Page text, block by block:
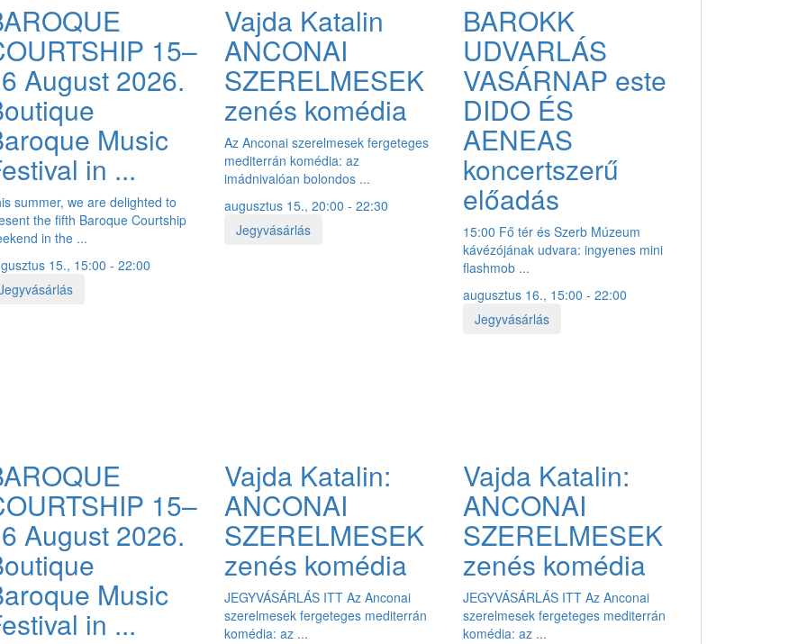
15–
August 2026.
Music
in ...
summer, we are delighted to
the fifth Baroque Courtship
in the ...
15., 15:00 - 22:00
Vajda Katalin
ANCONAI
SZERELMESEK
zenés komédia
Az Anconai szerelmesek fergeteges
mediterrán komédia: az
imádnivalóan bolondos ...
augusztus 15., 20:00 - 22:30
Jegyvásárlás
BAROKK
UDVARLÁS
VASÁRNAP este
DIDO ÉS
AENEAS
koncertszerű
előadás
15:00 Fő tér és Szerb Múzeum
kávézójának udvara: ingyenes mini
flashmob ...
augusztus 16., 15:00 - 22:00
Jegyvásárlás
15–
August 2026.
Music
in ...
Vajda Katalin:
ANCONAI
SZERELMESEK
zenés komédia
JEGYVÁSÁRLÁS ITT Az Anconai
szerelmesek fergeteges mediterrán
komédia: az ...
Vajda Katalin:
ANCONAI
SZERELMESEK
zenés komédia
JEGYVÁSÁRLÁS ITT Az Anconai
szerelmesek fergeteges mediterrán
komédia: az ...